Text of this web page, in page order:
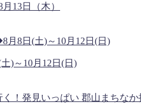
13日（木）
)～10月12日(日)